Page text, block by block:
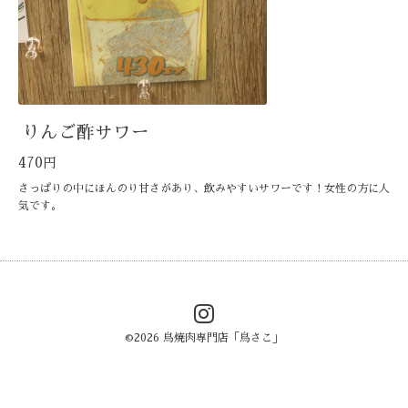
りんご酢サワー
470円
さっぱりの中にほんのり甘さがあり、飲みやすいサワーです！女性の方に人
気です。
©2026 鳥焼肉専門店「鳥さこ」